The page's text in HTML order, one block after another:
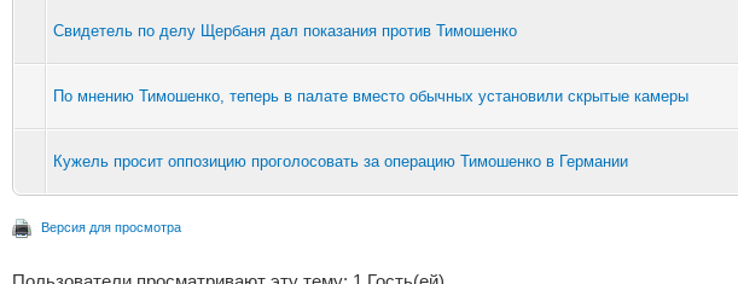
Свидетель по делу Щербаня дал показания против Тимошенко
По мнению Тимошенко, теперь в палате вместо обычных установили скрытые камеры
Кужель просит оппозицию проголосовать за операцию Тимошенко в Германии
Версия для просмотра